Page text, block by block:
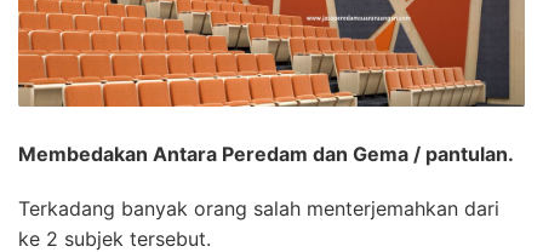
Membedakan Antara Peredam dan Gema / pantulan.
Terkadang banyak orang salah menterjemahkan dari
ke 2 subjek tersebut.